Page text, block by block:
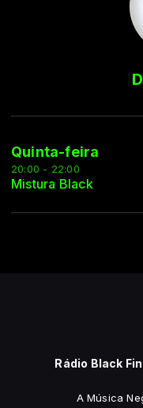
Quinta-feira
20:00 - 22:00
Mistura Black
Rádio Black
A Música